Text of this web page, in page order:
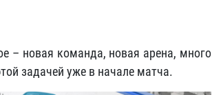
– новая команда, новая арена, много
задачей уже в начале матча.